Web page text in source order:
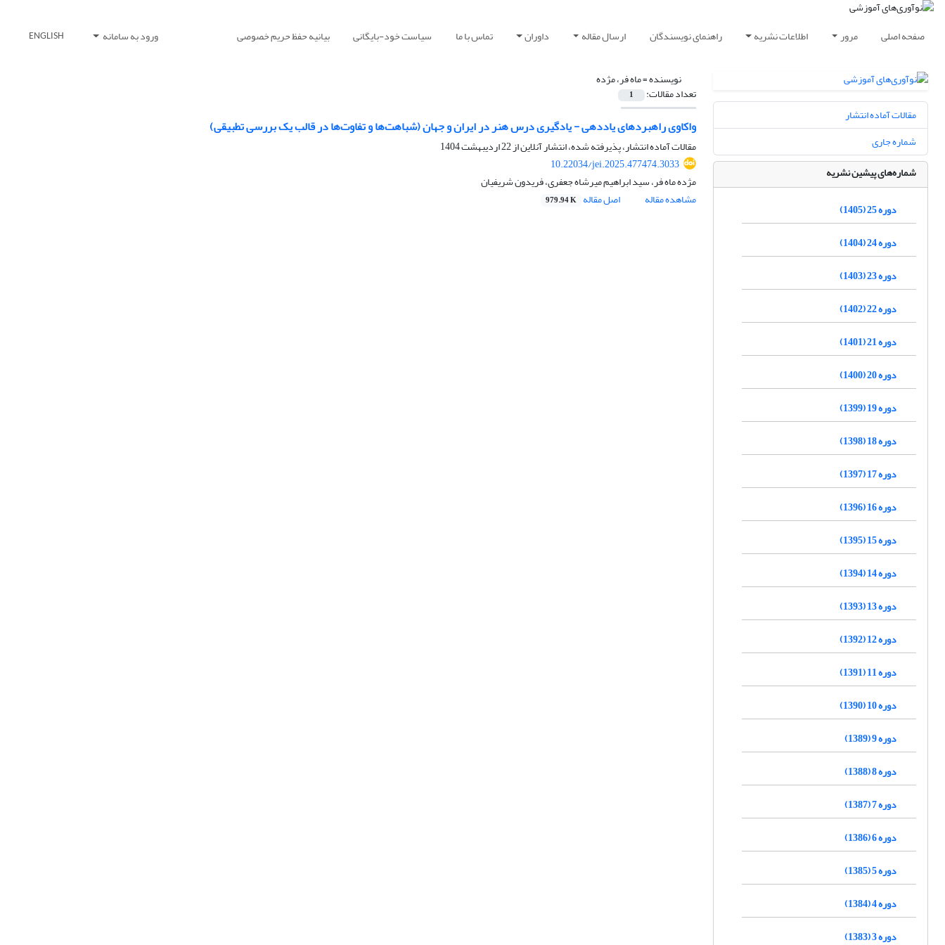
صفحه اصلی مرور اطلاعات نشریه راهنمای نویسندگان ارسال مقاله داوران تماس با ما سیاست خود-بایگانی بیانیه حفظ حریم خصوصی ورود به سامانه ENGLISH
نویسنده =ماه فر، مژده
تعداد مقالات: 1
واکاوی راهبردهای یاددهی - یادگیری درس هنر در ایران و جهان (شباهت‌ها و تفاوت‌ها در قالب یک بررسی تطبیقی)
مقالات آماده انتشار، پذیرفته شده، انتشار آنلاین از22 اردیبهشت 1404
10.22034/jei.2025.477474.3033
مژده ماه فر، سید ابراهیم میرشاه جعفری، فریدون شریفیان
مشاهده مقاله
اصل مقاله 979.94 K
مقالات آماده انتشار
شماره جاری
شماره‌های پیشین نشریه
دوره 25 (1405)
دوره 24 (1404)
دوره 23 (1403)
دوره 22 (1402)
دوره 21 (1401)
دوره 20 (1400)
دوره 19 (1399)
دوره 18 (1398)
دوره 17 (1397)
دوره 16 (1396)
دوره 15 (1395)
دوره 14 (1394)
دوره 13 (1393)
دوره 12 (1392)
دوره 11 (1391)
دوره 10 (1390)
دوره 9 (1389)
دوره 8 (1388)
دوره 7 (1387)
دوره 6 (1386)
دوره 5 (1385)
دوره 4 (1384)
دوره 3 (1383)